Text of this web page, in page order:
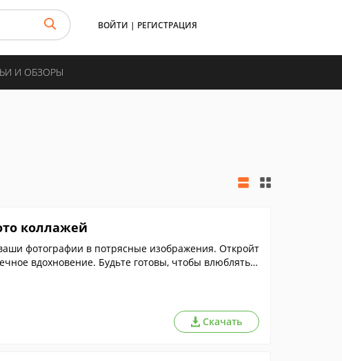
ВОЙТИ | РЕГИСТРАЦИЯ
И ОБЗОРЫ
коллажей
фотографии в потрясные изображения. Откройт
вдохновение. Будьте готовы, чтобы влюблятьс
Скачать